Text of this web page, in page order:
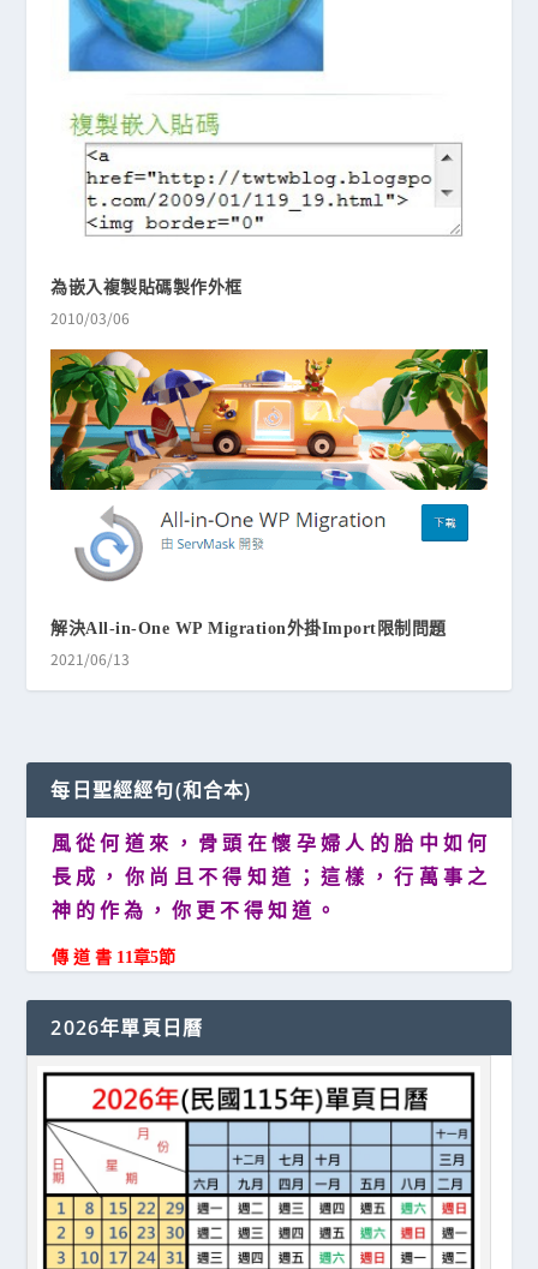
為嵌入複製貼碼製作外框
2010/03/06
解決All-in-One WP Migration外掛Import限制問題
2021/06/13
每日聖經經句(和合本)
風 從 何 道 來 ， 骨 頭 在 懷 孕 婦 人 的 胎 中 如 何
長 成 ， 你 尚 且 不 得 知 道 ； 這 樣 ， 行 萬 事 之
神 的 作 為 ， 你 更 不 得 知 道 。
傳 道 書 11章5節
2026年單頁日曆